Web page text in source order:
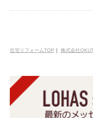
住宅リフォームTOP ｜ 株式会社